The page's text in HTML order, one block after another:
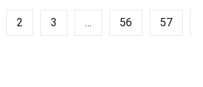
республикалық
онлайн ғылыми-
2 3 … 56 57